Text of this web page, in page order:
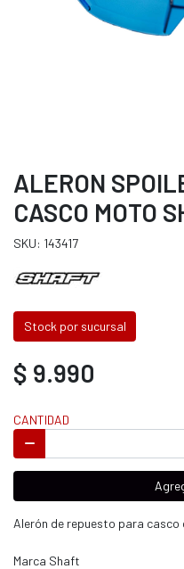
ALERON
CASCO MOTO
SKU: 143417
Stock por sucursal
$ 9.990
CANTIDAD
Alerón de repuesto para casco
Marca Shaft